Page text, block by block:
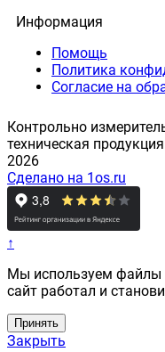
Информация
Помощь
Политика
Согласие на
Контрольно
техническая
2026
Сделано на 1os.ru
↑
Мы используем файлы
сайт работал и
Принять
Закрыть